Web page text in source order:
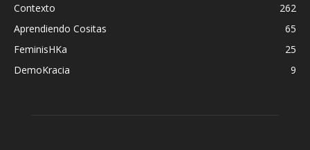
Contexto
262
Aprendiendo Cositas
65
FeminisHKa
25
DemoKracia
9